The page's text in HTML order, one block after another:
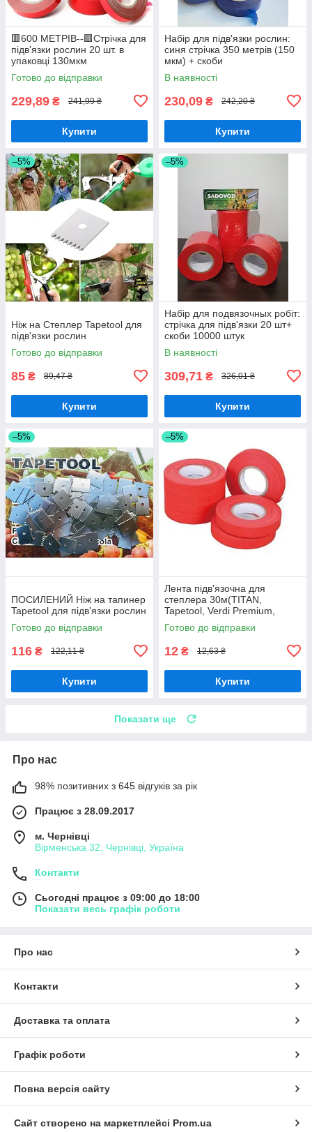
🟥600 МЕТРІВ--🟥Стрічка для
підв'язки рослин 20 шт. в
упаковці 130мкм
Готово до відправки
229,89 ₴ 241,99 ₴
Купити
Набір для підв'язки рослин:
синя стрічка 350 метрів (150
мкм) + скоби
В наявності
230,09 ₴ 242,20 ₴
Купити
–5%
Ніж на Степлер Tapetool для
підв'язки рослин
Готово до відправки
85 ₴ 89,47 ₴
Купити
–5%
Набір для подвязочных робіт:
стрічка для підв'язки 20 шт+
скоби 10000 штук
В наявності
309,71 ₴ 326,01 ₴
Купити
–5%
ПОСИЛЕНИЙ Ніж на тапинер
Tapetool для підв'язки рослин
Готово до відправки
116 ₴ 122,11 ₴
Купити
–5%
Лента підв'язочна для
степлера 30м(TITAN,
Tapetool, Verdi Premium,
Tapener Max, ОАЗІС и др.)
Готово до відправки
12 ₴ 12,63 ₴
Купити
Показати ще
Про нас
98% позитивних з 645 відгуків за рік
Працює з 28.09.2017
м. Чернівці
Вірменська 32, Чернівці, Україна
Контакти
Сьогодні працює з 09:00 до 18:00
Показати весь графік роботи
Про нас
Контакти
Доставка та оплата
Графік роботи
Повна версія сайту
Сайт створено на маркетплейсі Prom.ua